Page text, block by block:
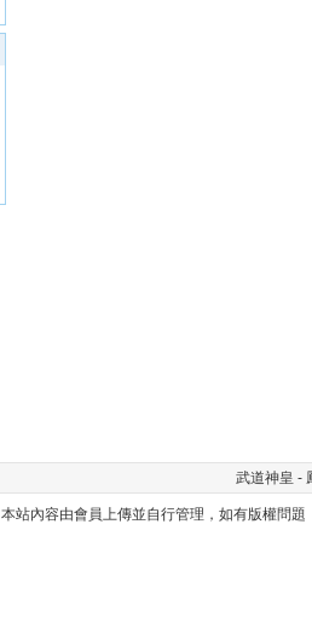
武道神皇 -
本站內容由會員上傳並自行管理，如有版權問